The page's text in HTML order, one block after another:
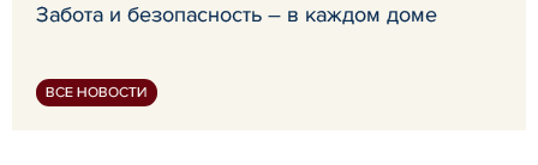
Забота и безопасность – в каждом доме
ВСЕ НОВОСТИ